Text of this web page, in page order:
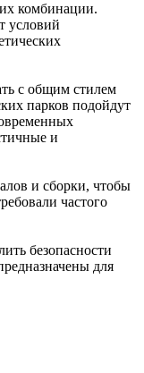
комбинации.
условий
с общим стилем
парков подойдут
и
и сборки, чтобы
частого
безопасности
для